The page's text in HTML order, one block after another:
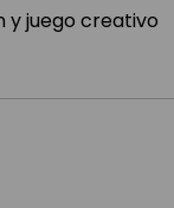
y juego creativo